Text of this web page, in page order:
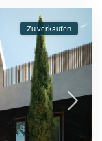
Zu verkaufen